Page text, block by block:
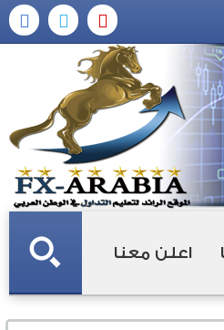
اعلن معنا